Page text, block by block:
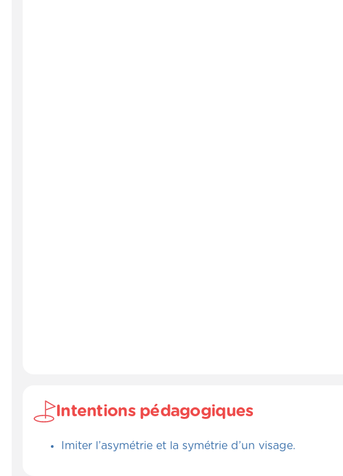
Intentions pédagogiques
Imiter l’asymétrie et la symétrie d’un visage.